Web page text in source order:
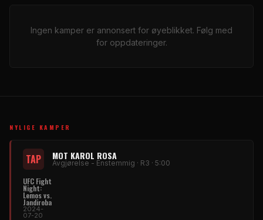
Ingen kamper er annonsert for øyeblikket. Følg med
for oppdateringer.
NYLIGE KAMPER
TAP MOT KAROL ROSA
Avgjørelse - Enstemmig · R3 · 5:00
UFC Fight
Night:
Lemos vs.
Jandiroba
2024-
07-20